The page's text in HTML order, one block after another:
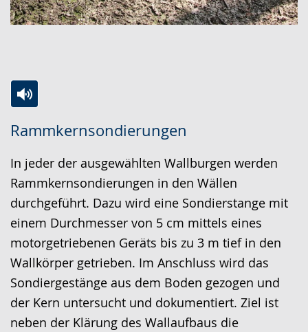
Rammkernsondierungen
Leichten
Sprache
wechseln.
Audio-
Unterstützung.
Video
in
Deutscher
Gebärdensprache
wird
angezeigt.
In jeder der ausgewählten Wallburgen werden
Rammkernsondierungen in den Wällen
durchgeführt. Dazu wird eine Sondierstange mit
einem Durchmesser von 5 cm mittels eines
motorgetriebenen Geräts bis zu 3 m tief in den
Wallkörper getrieben. Im Anschluss wird das
Sondiergestänge aus dem Boden gezogen und
der Kern untersucht und dokumentiert. Ziel ist
neben der Klärung des Wallaufbaus die